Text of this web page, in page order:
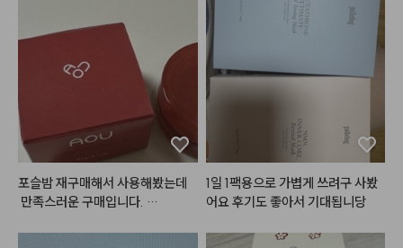
포슬밤 재구매해서 사용해봤는데
만족스러운 구매입니다.
1일 1팩용으로 가볍게 쓰려구 사봤
어요 후기도 좋아서 기대됩니당